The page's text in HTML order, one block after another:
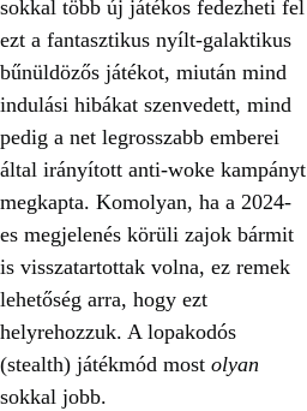
sokkal több új játékos fedezheti fel
ezt a fantasztikus nyílt-galaktikus
bűnüldözős játékot, miután mind
indulási hibákat szenvedett, mind
pedig a net legrosszabb emberei
által irányított anti-woke kampányt
megkapta. Komolyan, ha a 2024-
es megjelenés körüli zajok bármit
is visszatartottak volna, ez remek
lehetőség arra, hogy ezt
helyrehozzuk. A lopakodós
(stealth) játékmód most olyan
sokkal jobb.